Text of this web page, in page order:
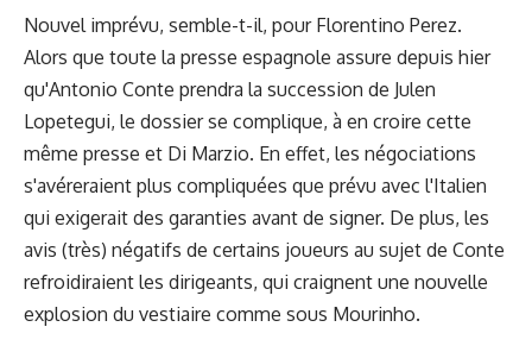
Nouvel imprévu, semble-t-il, pour Florentino Perez.
Alors que toute la presse espagnole assure depuis hier
qu'Antonio Conte prendra la succession de Julen
Lopetegui, le dossier se complique, à en croire cette
même presse et Di Marzio. En effet, les négociations
s'avéreraient plus compliquées que prévu avec l'Italien
qui exigerait des garanties avant de signer. De plus, les
avis (très) négatifs de certains joueurs au sujet de Conte
refroidiraient les dirigeants, qui craignent une nouvelle
explosion du vestiaire comme sous Mourinho.